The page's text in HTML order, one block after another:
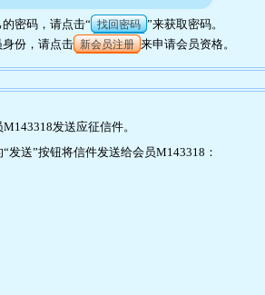
密码，请点击“ 找回密码 ”来获取密码。
份，请点击 新会员注册 来申请会员资格。
发送应征信件。
送”按钮将信件发送给会员M143318：